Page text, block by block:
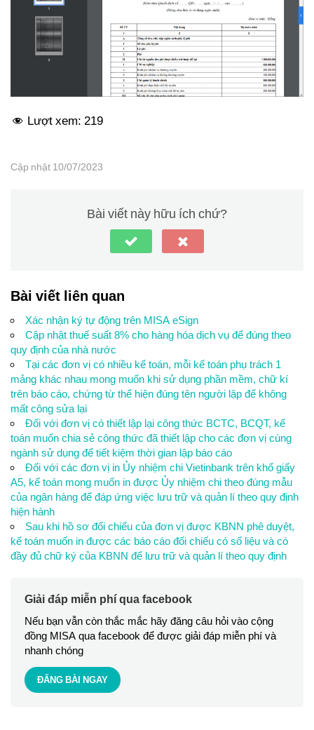
Lượt xem: 219
Cập nhật 10/07/2023
Bài viết này hữu ích chứ?
Bài viết liên quan
Xác nhận ký tự động trên MISA eSign
Cập nhật thuế suất 8% cho hàng hóa dịch vụ để đúng theo
quy định của nhà nước
Tại các đơn vị có nhiều kế toán, mỗi kế toán phụ trách 1
mảng khác nhau mong muốn khi sử dụng phần mềm, chữ kí
trên báo cáo, chứng từ thể hiện đúng tên người lập để không
mất công sửa lại
Đối với đơn vị có thiết lập lại công thức BCTC, BCQT, kế
toán muốn chia sẻ công thức đã thiết lập cho các đơn vị cùng
ngành sử dụng để tiết kiệm thời gian lập báo cáo
Đối với các đơn vị in Ủy nhiệm chi Vietinbank trên khổ giấy
A5, kế toán mong muốn in được Ủy nhiệm chi theo đúng mẫu
của ngân hàng để đáp ứng việc lưu trữ và quản lí theo quy định
hiện hành
Sau khi hồ sơ đối chiếu của đơn vị được KBNN phê duyệt,
kế toán muốn in được các báo cáo đối chiếu có số liệu và có
đầy đủ chữ ký của KBNN để lưu trữ và quản lí theo quy định
Giải đáp miễn phí qua facebook
Nếu bạn vẫn còn thắc mắc hãy đăng câu hỏi vào cộng
đồng MISA qua facebook để được giải đáp miễn phí và
nhanh chóng
ĐĂNG BÀI NGAY